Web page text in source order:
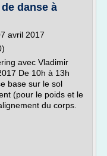
danse à
avril 2017
avec Vladimir
De 10h à 13h
base sur le sol
(pour le poids et le
du corps.